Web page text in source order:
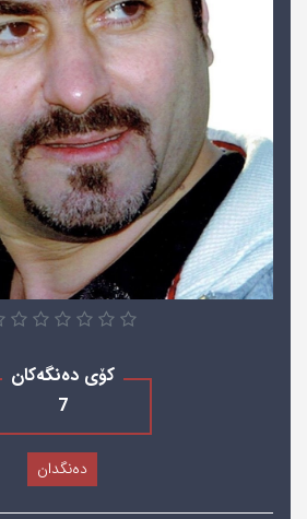
کۆی دەنگەکان
7
دەنگدان